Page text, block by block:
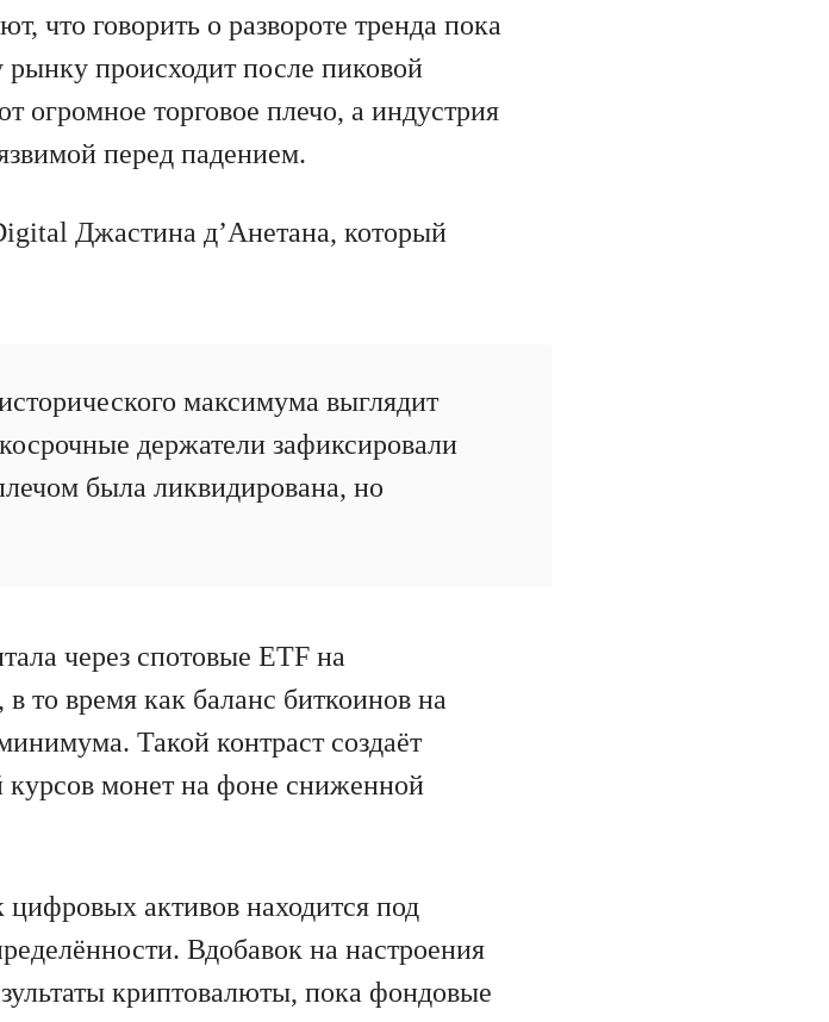
что говорить о развороте тренда пока
происходит после пиковой
огромное торговое плечо, а индустрия
перед падением.
Джастина д’Анетана, который
максимума выглядит
держатели зафиксировали
была ликвидирована, но
через спотовые ETF на
то время как баланс биткоинов на
Такой контраст создаёт
курсов монет на фоне сниженной
активов находится под
Вдобавок на настроения
криптовалюты, пока фондовые